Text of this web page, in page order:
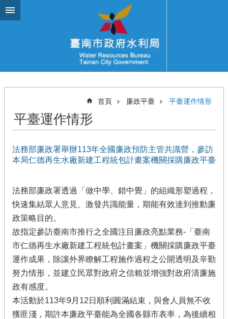
跳到主要內容區塊
首頁 廉政平臺 平臺運作情形
平臺運作情形
法務部廉政署舉辦113年全國廉政預防主管共識營，參訪
本局仁德再生水廠新建工程統包計畫案機關採購廉政平臺
法務部廉政署透過「做中學、錯中覺」的組織形塑過程，
快速集結眾人意見、激發共識能量，期能有效達到推動廉
政策略目的。
故指定參訪臺南市推行之全國注目廉政亮點業務-「臺南
市仁德再生水廠新建工程統包計畫案」機關採購廉政平臺
運作成果，除讓外界瞭解工程施作過程之公開透明及辛勤
努力情形，並建立民眾對政府之信賴並增強對政府清廉施
政有感度。
本活動於113年9月12日順利圓滿結束，與會人員無不收
獲匪淺，期許本廉政平臺能為全國各縣市表率，為後續相